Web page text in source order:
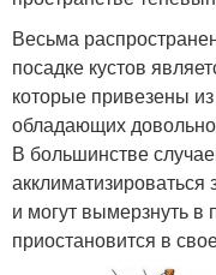
Весьма
посадке кустов
которые привезены
обладающих
В большинстве
и могут вымерзнуть
приостановится в